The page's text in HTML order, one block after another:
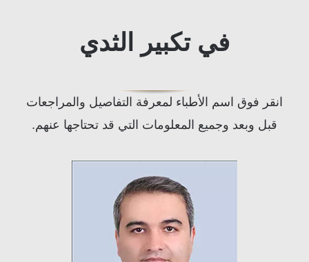
في تكبير الثدي
انقر فوق اسم الأطباء لمعرفة التفاصيل والمراجعات
قبل وبعد وجميع المعلومات التي قد تحتاجها عنهم.